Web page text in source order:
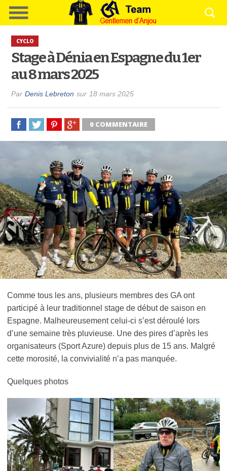
CYCLO
Stage à Dénia en Espagne du 1er
au 8 mars 2025
Par Denis Lebreton sur 18 mars 2025
0 COMMENTAIRE
Comme tous les ans, plusieurs membres des GA ont
participé à leur traditionnel stage de début de saison en
Espagne. Malheureusement celui-ci s’est déroulé lors
d’une semaine très pluvieuse. Une des pires d’après les
organisateurs (Sport Azure) depuis plus de 15 ans. Malgré
cette morosité, la convivialité n’a pas manquée.
Quelques photos